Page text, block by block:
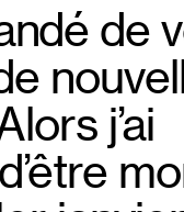
de
j’ai
doit
vrai
qui